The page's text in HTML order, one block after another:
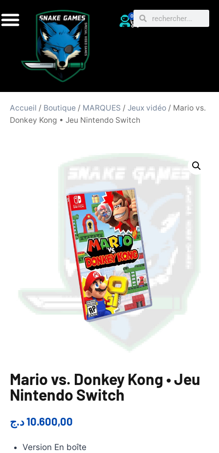
0
Accueil / Boutique / MARQUES / Jeux vidéo / Mario vs.
Donkey Kong • Jeu Nintendo Switch
Mario vs. Donkey Kong • Jeu
Nintendo Switch
10.600,00د.ج
Version En boîte